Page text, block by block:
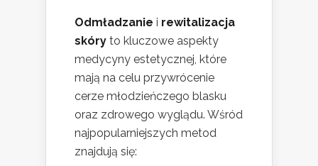
Odmładzanie i rewitalizacja
skóry to kluczowe aspekty
medycyny estetycznej, które
mają na celu przywrócenie
cerze młodzieńczego blasku
oraz zdrowego wyglądu. Wśród
najpopularniejszych metod
znajdują się: